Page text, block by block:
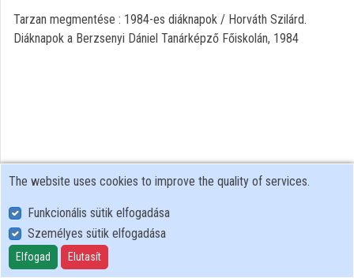
Tarzan megmentése : 1984-es diáknapok / Horváth Szilárd.
Diáknapok a Berzsenyi Dániel Tanárképző Főiskolán, 1984
User Policy
Adatkezelési tájékoztató (en)
Cookie Policy
The website uses cookies to improve the quality of services.
Funkcionális sütik elfogadása
Személyes sütik elfogadása
Elfogad Elutasít